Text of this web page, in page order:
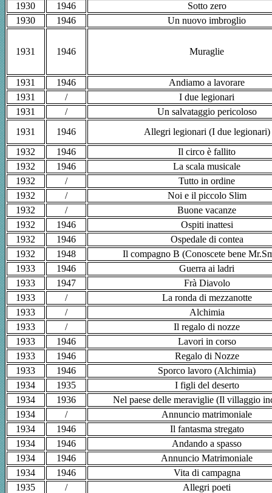
1930
1946
Sotto zero
1930
1946 Un nuovo imbroglio
1931 1946 Muraglie
1931 1946
Andiamo a lavorare
1931
/
I due legionari
1931
/
Un salvataggio pericoloso
1931
1946
Allegri legionari (I due legionari)
1932
1946
Il circo è fallito
1932
1946
La scala musicale
1932
/
Tutto in ordine
1932
/
Noi e il piccolo Slim
1932
/
Buone vacanze
1932
1946
Ospiti inattesi
1932
1946
Ospedale di contea
1932
1948
Il compagno B (Conoscete bene
1933
1946
Guerra ai ladri
1933
1947
Frà Diavolo
1933
/
La ronda di mezzanotte
1933
/
Alchimia
1933
/
Il regalo di nozze
1933
1946
Lavori in corso
1933
1946
Regalo di Nozze
1933
1946
Sporco lavoro (Alchimia)
1934
1935
I figli del deserto
1934
1936
Nel paese delle meraviglie (Il villaggio
1934
/
Annuncio matrimoniale
1934
1946
Il fantasma stregato
1934
1946
Andando a spasso
1934
1946
Annuncio Matrimoniale
1934
1946
Vita di campagna
1935
/
Allegri poeti